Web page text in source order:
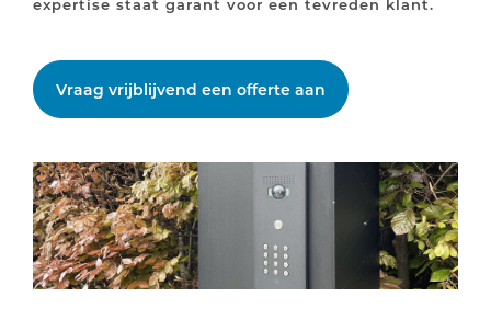
expertise staat garant voor een tevreden klant.
Vraag vrijblijvend een offerte aan